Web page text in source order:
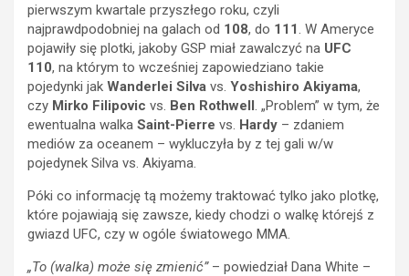
pierwszym kwartale przyszłego roku, czyli
najprawdpodobniej na galach od 108, do 111. W Ameryce
pojawiły się plotki, jakoby GSP miał zawalczyć na UFC
110, na którym to wcześniej zapowiedziano takie
pojedynki jak Wanderlei Silva vs. Yoshishiro Akiyama,
czy Mirko Filipovic vs. Ben Rothwell. „Problem” w tym, że
ewentualna walka Saint-Pierre vs. Hardy – zdaniem
mediów za oceanem – wykluczyła by z tej gali w/w
pojedynek Silva vs. Akiyama.
Póki co informację tą możemy traktować tylko jako plotkę,
które pojawiają się zawsze, kiedy chodzi o walkę którejś z
gwiazd UFC, czy w ogóle światowego MMA.
„To (walka) może się zmienić”– powiedział Dana White –